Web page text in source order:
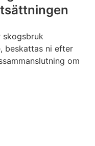
skogsbruk
beskattas ni efter
om